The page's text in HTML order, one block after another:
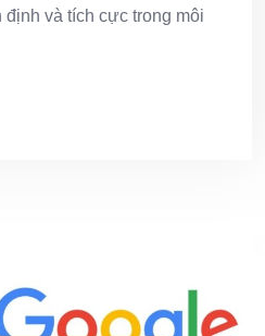
và tích cực trong môi